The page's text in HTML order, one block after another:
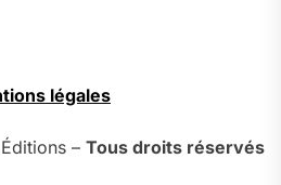
légales
– Tous droits réservés